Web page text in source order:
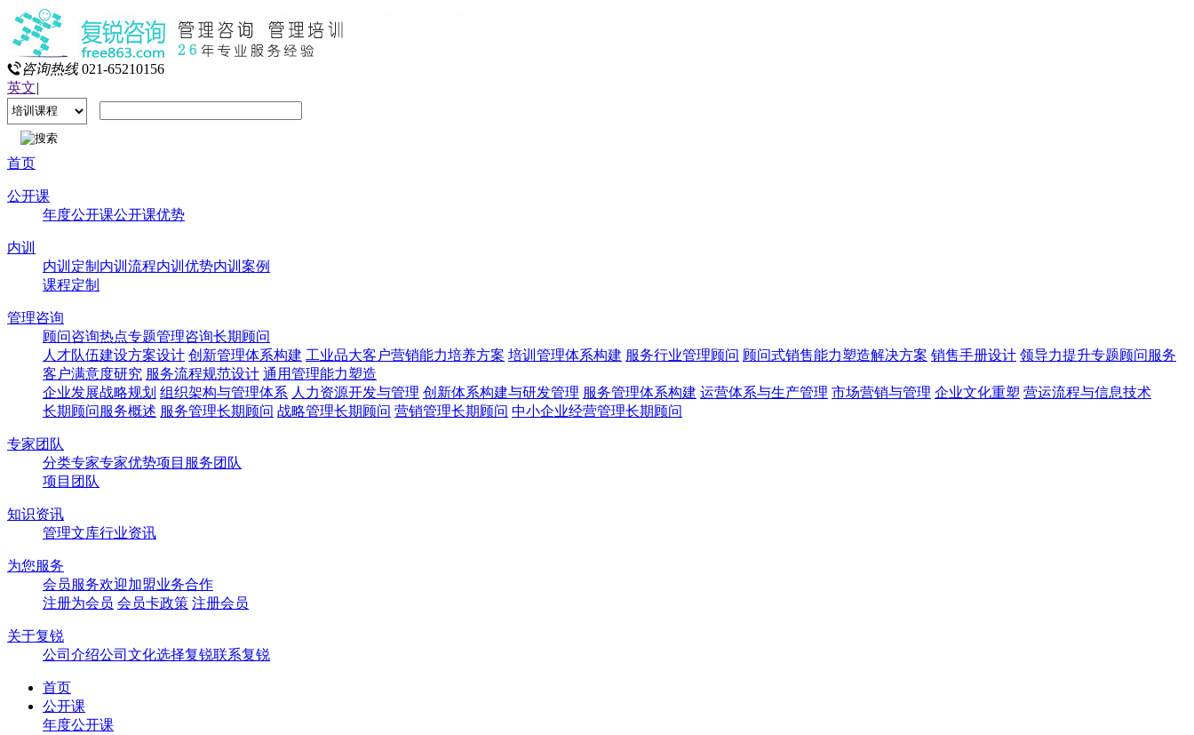
咨询热线 021-65210156
英文|
首页
公开课
年度公开课公开课优势
内训
内训定制 内训流程内训优势内训案例
课程定制
管理咨询
顾问咨询热点专题管理咨询长期顾问
人才队伍建设方案设计 创新管理体系构建 工业品大客户营销能力培养方案 培训管理体系构建 服务行业管理顾问 顾问式销售能力塑造解决方案 销售手册设计 领导力提升专题顾问服务
客户满意度研究 服务流程规范设计 通用管理能力塑造
企业发展战略规划 组织架构与管理体系 人力资源开发与管理 创新体系构建与研发管理 服务管理体系构建 运营体系与生产管理 市场营销与管理 企业文化重塑 营运流程与信息技术
长期顾问服务概述 服务管理长期顾问 战略管理长期顾问 营销管理长期顾问 中小企业经营管理长期顾问
专家团队
分类专家专家优势项目服务团队
项目团队
知识资讯
管理文库行业资讯
为您服务
会员服务欢迎加盟业务合作
注册为会员 会员卡政策 注册会员
关于复锐
公司介绍公司文化选择复锐联系复锐
首页
公开课
年度公开课